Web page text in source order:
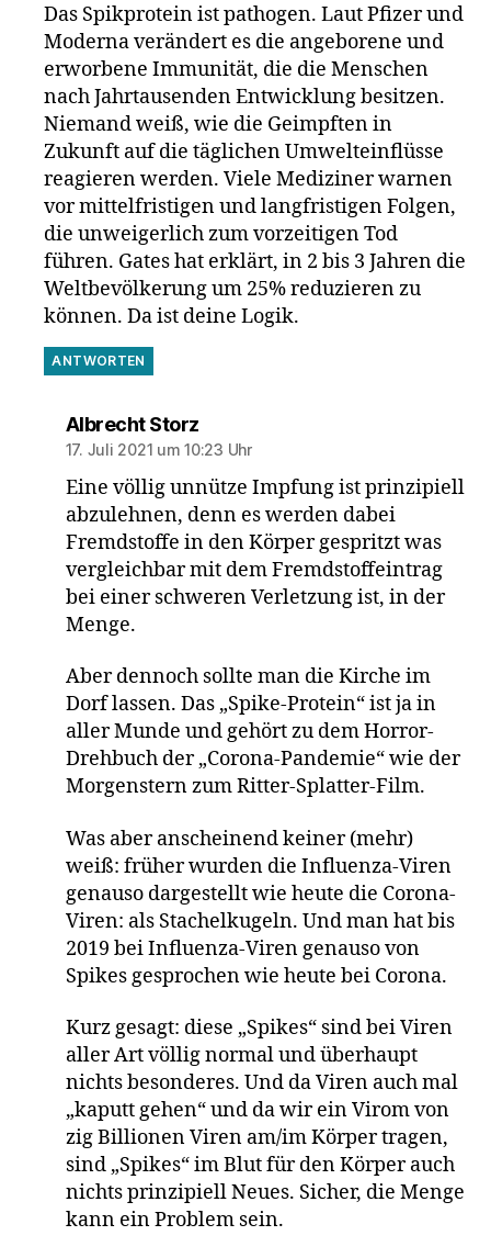
Das Spikprotein ist pathogen. Laut Pfizer und
Moderna verändert es die angeborene und
erworbene Immunität, die die Menschen
nach Jahrtausenden Entwicklung besitzen.
Niemand weiß, wie die Geimpften in
Zukunft auf die täglichen Umwelteinflüsse
reagieren werden. Viele Mediziner warnen
vor mittelfristigen und langfristigen Folgen,
die unweigerlich zum vorzeitigen Tod
führen. Gates hat erklärt, in 2 bis 3 Jahren die
Weltbevölkerung um 25% reduzieren zu
können. Da ist deine Logik.
ANTWORTEN
Albrecht Storzsagt:
17. Juli 2021 um 10:23 Uhr
Eine völlig unnütze Impfung ist prinzipiell
abzulehnen, denn es werden dabei
Fremdstoffe in den Körper gespritzt was
vergleichbar mit dem Fremdstoffeintrag
bei einer schweren Verletzung ist, in der
Menge.
Aber dennoch sollte man die Kirche im
Dorf lassen. Das „Spike-Protein“ ist ja in
aller Munde und gehört zu dem Horror-
Drehbuch der „Corona-Pandemie“ wie der
Morgenstern zum Ritter-Splatter-Film.
Was aber anscheinend keiner (mehr)
weiß: früher wurden die Influenza-Viren
genauso dargestellt wie heute die Corona-
Viren: als Stachelkugeln. Und man hat bis
2019 bei Influenza-Viren genauso von
Spikes gesprochen wie heute bei Corona.
Kurz gesagt: diese „Spikes“ sind bei Viren
aller Art völlig normal und überhaupt
nichts besonderes. Und da Viren auch mal
„kaputt gehen“ und da wir ein Virom von
zig Billionen Viren am/im Körper tragen,
sind „Spikes“ im Blut für den Körper auch
nichts prinzipiell Neues. Sicher, die Menge
kann ein Problem sein.